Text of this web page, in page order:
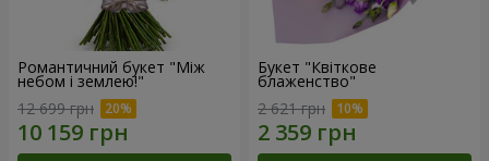
Романтичний букет "Між
небом і землею!"
12 699 грн
Букет "Квіткове
блаженство"
2 621 грн